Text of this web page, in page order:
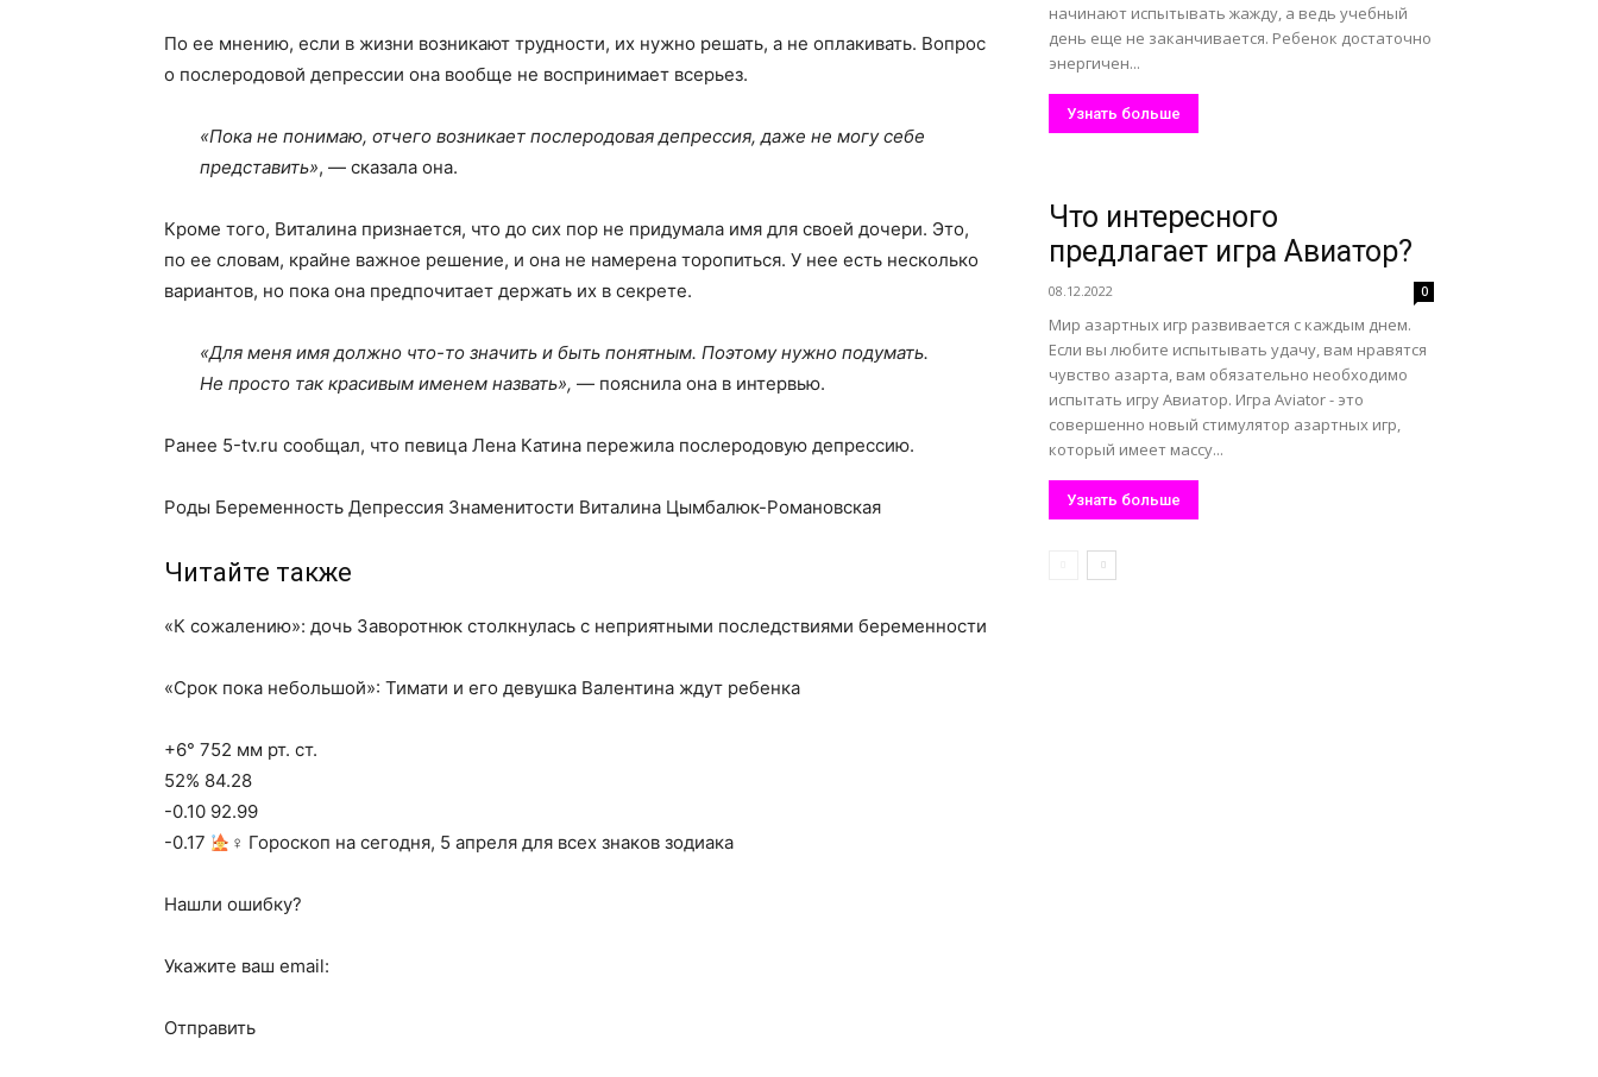
По ее мнению, если в жизни возникают трудности, их нужно решать, а не оплакивать. Вопрос
о послеродовой депрессии она вообще не воспринимает всерьез.
«Пока не понимаю, отчего возникает послеродовая депрессия, даже не могу себе
представить», — сказала она.
Кроме того, Виталина признается, что до сих пор не придумала имя для своей дочери. Это,
по ее словам, крайне важное решение, и она не намерена торопиться. У нее есть несколько
вариантов, но пока она предпочитает держать их в секрете.
«Для меня имя должно что-то значить и быть понятным. Поэтому нужно подумать.
Не просто так красивым именем назвать», — пояснила она в интервью.
Ранее 5-tv.ru сообщал, что певица Лена Катина пережила послеродовую депрессию.
Роды Беременность Депрессия Знаменитости Виталина Цымбалюк-Романовская
Читайте также
«К сожалению»: дочь Заворотнюк столкнулась с неприятными последствиями беременности
«Срок пока небольшой»: Тимати и его девушка Валентина ждут ребенка
+6° 752 мм рт. ст.
52% 84.28
-0.10 92.99
-0.17
‍♀ Гороскоп на сегодня, 5 апреля для всех знаков зодиака
Нашли ошибку?
Укажите ваш email:
Отправить
начинают испытывать жажду, а ведь учебный
день еще не заканчивается. Ребенок достаточно
энергичен...
Узнать больше
Что интересного
предлагает игра Авиатор?
08.12.2022 0
Мир азартных игр развивается с каждым днем.
Если вы любите испытывать удачу, вам нравятся
чувство азарта, вам обязательно необходимо
испытать игру Авиатор. Игра Aviator - это
совершенно новый стимулятор азартных игр,
который имеет массу...
Узнать больше